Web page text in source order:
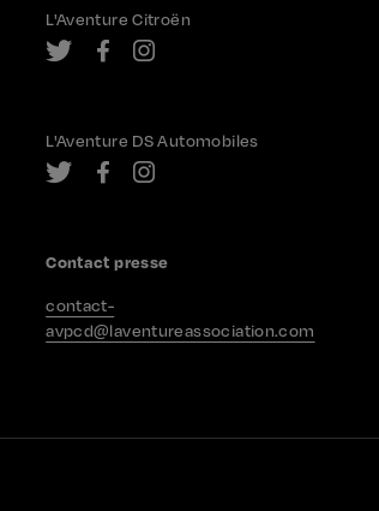
L'Aventure Citroën
L'Aventure DS Automobiles
Contact presse
contact-
avpcd@laventureassociation.com